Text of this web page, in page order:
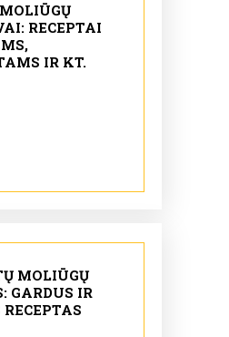
RECEPTAI
IR KT.
MOLIŪGŲ
GARDUS IR